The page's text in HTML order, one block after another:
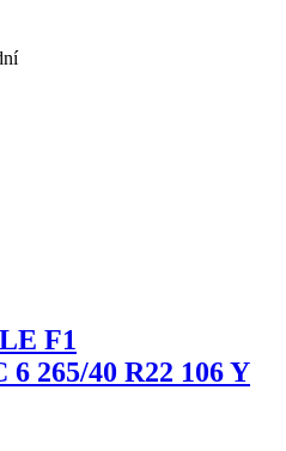
F1
6 265/40 R22 106 Y